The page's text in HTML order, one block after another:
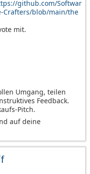
github.com/Softwar
Crafters/blob/main/the
mit.
Umgang, teilen
Feedback.
Pitch.
auf deine